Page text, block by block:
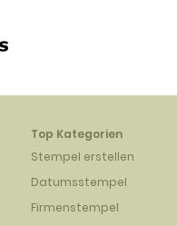
Top Kategorien
Stempel erstellen
Datumsstempel
Firmenstempel